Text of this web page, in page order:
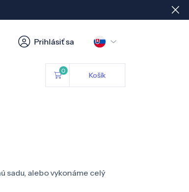
Prihlásiť sa
0
Košík
sadu, alebo vykonáme celý